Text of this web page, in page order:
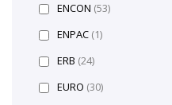
ENCON (53)
ENPAC (1)
ERB (24)
EURO (30)